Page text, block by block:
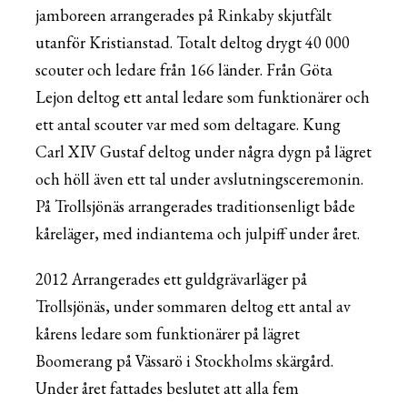
jamboreen arrangerades på Rinkaby skjutfält
utanför Kristianstad. Totalt deltog drygt 40 000
scouter och ledare från 166 länder. Från Göta
Lejon deltog ett antal ledare som funktionärer och
ett antal scouter var med som deltagare. Kung
Carl XIV Gustaf deltog under några dygn på lägret
och höll även ett tal under avslutningsceremonin.
På Trollsjönäs arrangerades traditionsenligt både
kåreläger, med indiantema och julpiff under året.
2012 Arrangerades ett guldgrävarläger på
Trollsjönäs, under sommaren deltog ett antal av
kårens ledare som funktionärer på lägret
Boomerang på Vässarö i Stockholms skärgård.
Under året fattades beslutet att alla fem